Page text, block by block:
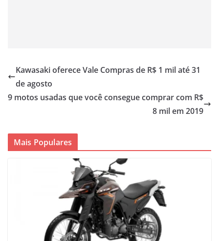
Kawasaki oferece Vale Compras de R$ 1 mil até 31
de agosto
9 motos usadas que você consegue comprar com R$
8 mil em 2019
Mais Populares